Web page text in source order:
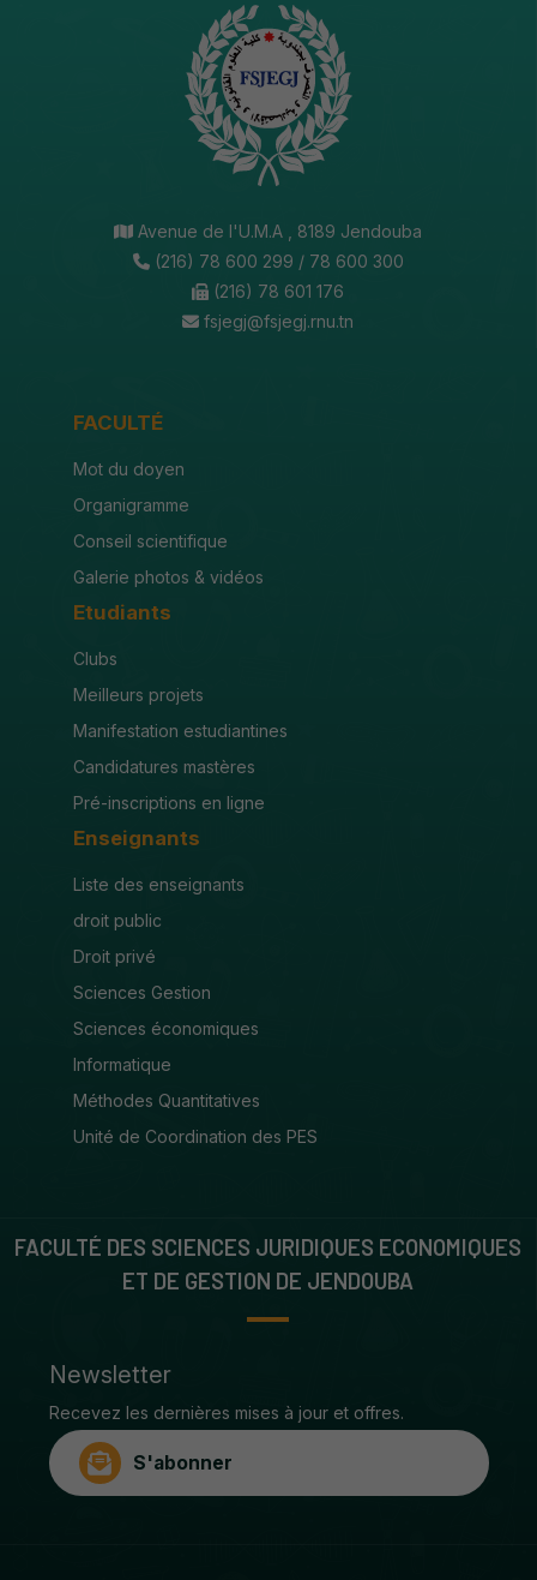
Avenue de l'U.M.A , 8189 Jendouba
(216) 78 600 299 / 78 600 300
(216) 78 601 176
fsjegj@fsjegj.rnu.tn
FACULTÉ
Mot du doyen
Organigramme
Conseil scientifique
Galerie photos & vidéos
Etudiants
Clubs
Meilleurs projets
Manifestation estudiantines
Candidatures mastères
Pré-inscriptions en ligne
Enseignants
Liste des enseignants
droit public
Droit privé
Sciences Gestion
Sciences économiques
Informatique
Méthodes Quantitatives
Unité de Coordination des PES
FACULTÉ DES SCIENCES JURIDIQUES ECONOMIQUES
ET DE GESTION DE JENDOUBA
Newsletter
Recevez les dernières mises à jour et offres.
S'abonner